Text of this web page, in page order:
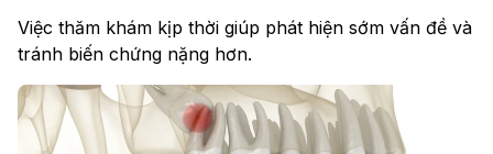
Việc thăm khám kịp thời giúp phát hiện sớm vấn đề và
tránh biến chứng nặng hơn.